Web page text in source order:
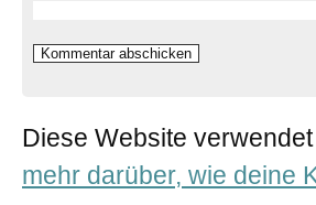
Diese Website
mehr darüber, wie deine